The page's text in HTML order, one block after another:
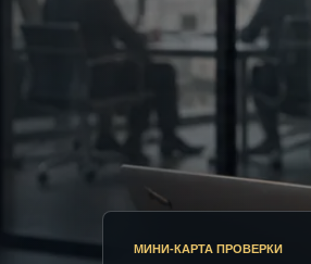
МИНИ-КАРТА ПРОВЕРКИ